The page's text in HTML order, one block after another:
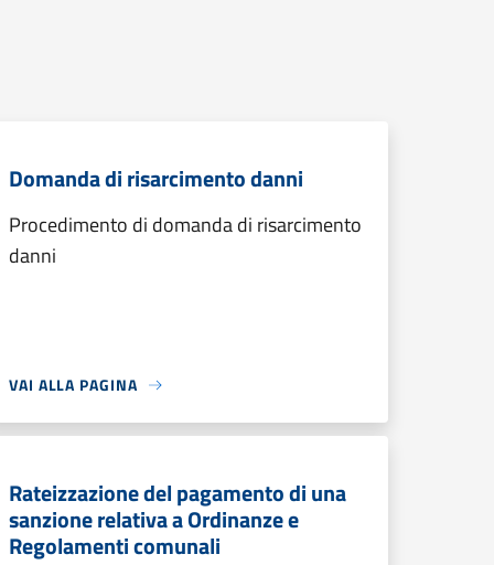
Domanda di risarcimento danni
Procedimento di domanda di risarcimento
danni
VAI ALLA PAGINA
Rateizzazione del pagamento di una
sanzione relativa a Ordinanze e
Regolamenti comunali